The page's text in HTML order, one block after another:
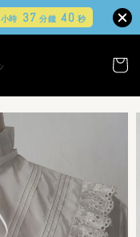
小時 37 分鐘 39 秒